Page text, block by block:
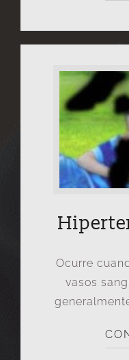
Ocurre
vasos